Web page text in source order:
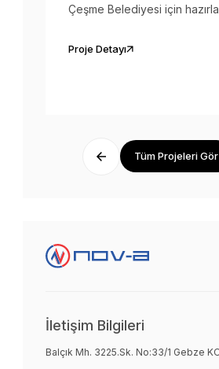
Çeşme Belediyesi için
Proje Detayı
Tüm Projeleri Gör
İletişim Bilgileri
Balçık Mh. 3225.Sk. No:33/1 Gebze